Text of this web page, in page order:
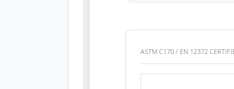
ASTM C170 / EN 12372